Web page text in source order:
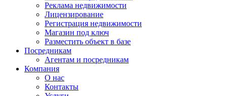
Реклама недвижимости
Лицензирование
Регистрация недвижимости
Магазин под ключ
Разместить объект в базе
Посредникам
Агентам и посредникам
Компания
О нас
Контакты